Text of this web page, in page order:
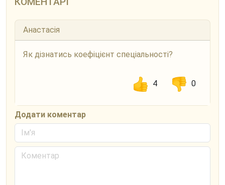
Анастасія
Як дізнатись коефіцієнт спеціальності?
4 0
Додати коментар